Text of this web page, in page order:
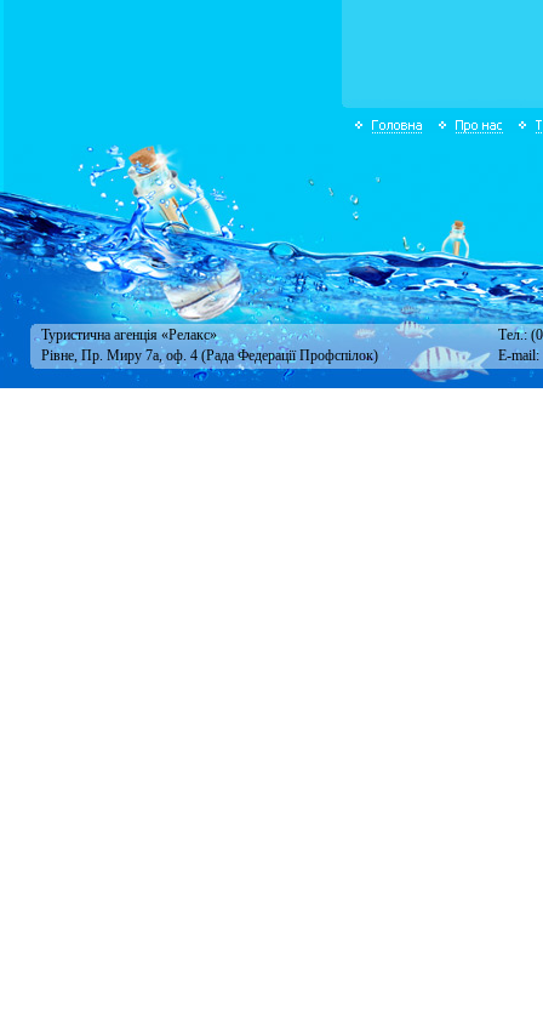
Туристична агенція «Релакс»
Тел.:
Рівне, Пр. Миру 7а, оф. 4 (Рада Федерації Профспілок)
E-mail: